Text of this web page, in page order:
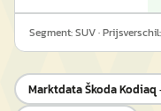
Segment:SUV· Prijsverschil:
MarktdataŠkoda Kodiaq